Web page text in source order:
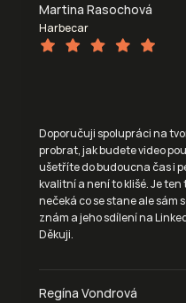
Martina Rasochová
Harbecar
Doporučuji spolupráci na
probrat, jak budete video
ušetříte do budoucna čas i
kvalitní a není to klišé. Je ten
nečeká co se stane ale sám
znám a jeho sdílení na
Děkuji.
Regína Vondrová